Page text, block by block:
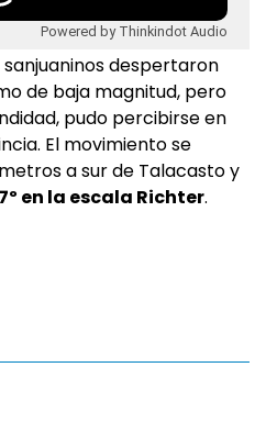
Powered by Thinkindot Audio
sanjuaninos despertaron
de baja magnitud, pero
pudo percibirse en
El movimiento se
a sur de Talacasto y
en la escala Richter.